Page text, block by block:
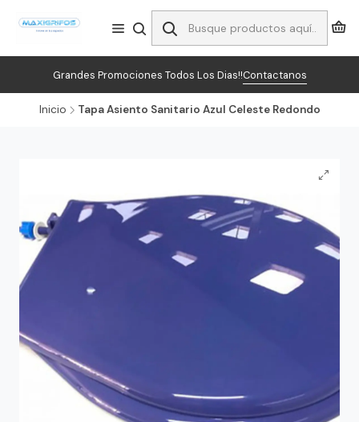
Grandes Promociones Todos Los Dias!!Contactanos
Inicio Tapa Asiento Sanitario Azul Celeste Redondo